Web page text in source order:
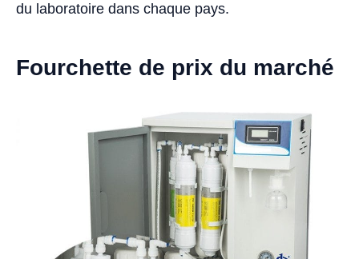
du laboratoire dans chaque pays.
Fourchette de prix du marché